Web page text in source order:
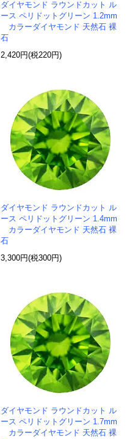
ダイヤモンド ラウンドカット ル
ース ペリドットグリーン 1.2mm
カラーダイヤモンド 天然石 裸
石
2,420円(税220円)
ダイヤモンド ラウンドカット ル
ース ペリドットグリーン 1.4mm
カラーダイヤモンド 天然石 裸
石
3,300円(税300円)
ダイヤモンド ラウンドカット ル
ース ペリドットグリーン 1.7mm
カラーダイヤモンド 天然石 裸